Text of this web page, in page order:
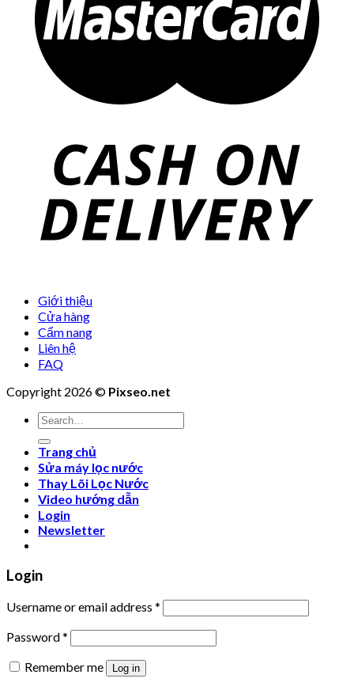
Giới thiệu
Cửa hàng
Cẩm nang
Liên hệ
FAQ
Copyright 2026 © Pixseo.net
Search
for:
Trang chủ
Sửa máy lọc nước
Thay Lõi Lọc Nước
Video hướng dẫn
Login
Newsletter
Login
Username or email address *
Password*
Remember me
Log in